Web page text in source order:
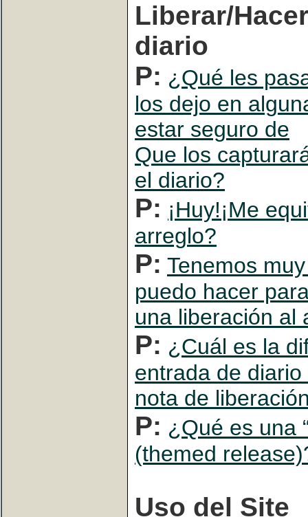
Liberar/
diario
P: ¿Qué les
los dejo en
estar seguro de
Que los
el diario?
P: ¡Huy!¡Me
arreglo?
P: Tenemos
puedo hacer
una liberación al
P: ¿Cuál es la
entrada de
nota de
P: ¿Qué es una
(themed
Uso del Site